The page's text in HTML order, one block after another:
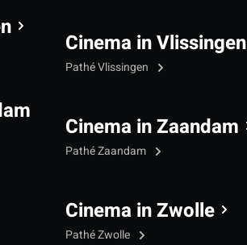
Cinema in Vlissingen
Pathé Vlissingen
Cinema in Zaandam
Pathé Zaandam
Cinema in Zwolle
Pathé Zwolle